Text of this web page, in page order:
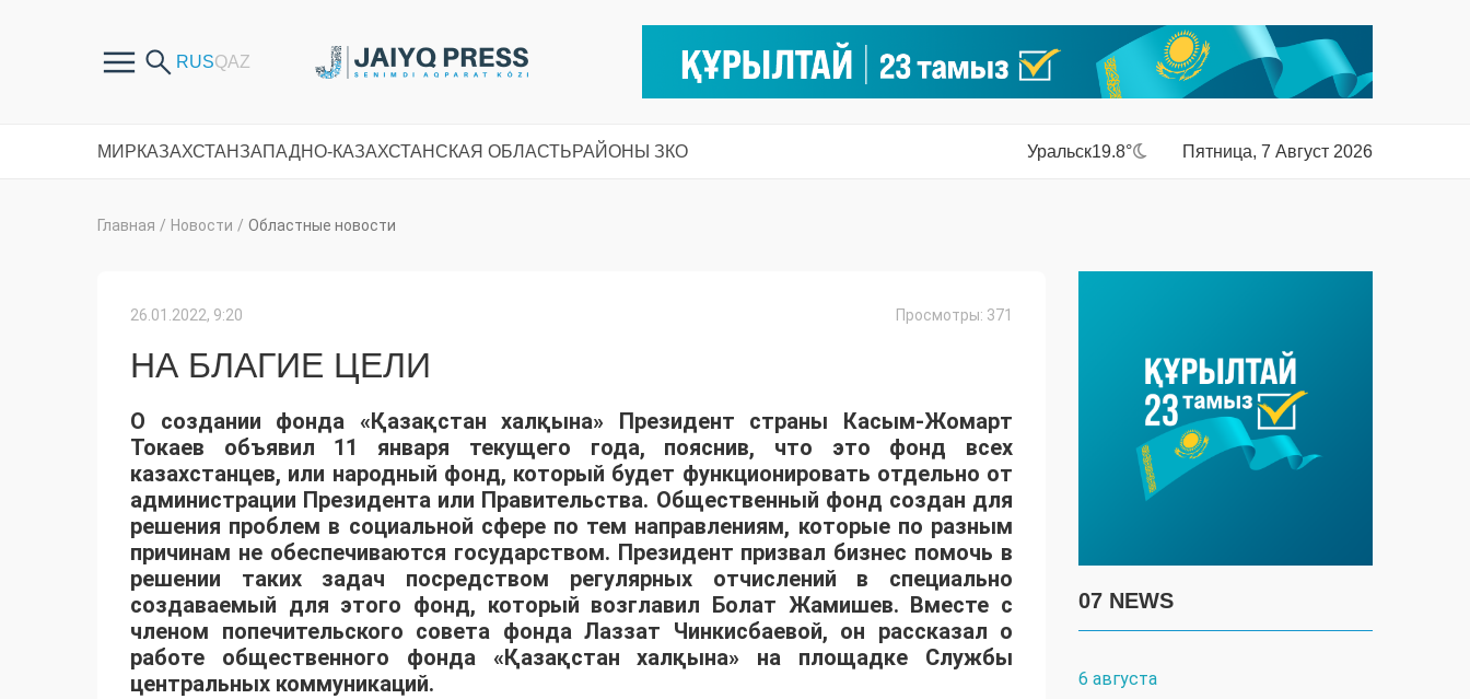
МИРКАЗАХСТАНЗАПАДНО-КАЗАХСТАНСКАЯ ОБЛАСТЬРАЙОНЫ ЗКО Уральск19.8° Пятница, 7 Август 2026
Главная / Новости / Областные новости
26.01.2022, 9:20 Просмотры: 371
НА БЛАГИЕ ЦЕЛИ
О создании фонда «Қазақстан халқына» Президент страны Касым-Жомарт
Токаев объявил 11 января текущего года, пояснив, что это фонд всех
казахстанцев, или народный фонд, который будет функционировать отдельно от
администрации Президента или Правительства. Общественный фонд создан для
решения проблем в социальной сфере по тем направлениям, которые по разным
причинам не обеспечиваются государством. Президент призвал бизнес помочь в
решении таких задач посредством регулярных отчислений в специально
создаваемый для этого фонд, который возглавил Болат Жамишев. Вместе с
членом попечительского совета фонда Лаззат Чинкисбаевой, он рассказал о
работе общественного фонда «Қазақстан халқына» на площадке Службы
центральных коммуникаций.
07 NEWS
6 августа